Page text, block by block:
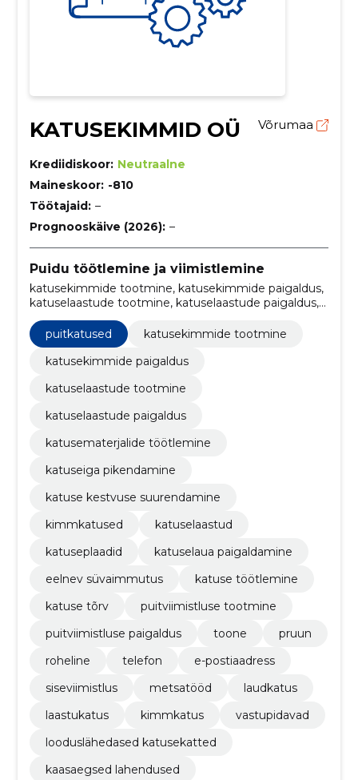
KATUSEKIMMID OÜ Võrumaa
Krediidiskoor: Neutraalne
Maineskoor: -810
Töötajaid: –
Prognooskäive (2026): –
Puidu töötlemine ja viimistlemine
katusekimmide tootmine, katusekimmide paigaldus,
katuselaastude tootmine, katuselaastude paigaldus,
puitkatused, katusematerjalide töötlemine, katuseiga
pikendamine, katuse kestvuse suurendamine,
kimmkatused, katuselaastud
puitkatused
katusekimmide tootmine
katusekimmide paigaldus
katuselaastude tootmine
katuselaastude paigaldus
katusematerjalide töötlemine
katuseiga pikendamine
katuse kestvuse suurendamine
kimmkatused
katuselaastud
katuseplaadid
katuselaua paigaldamine
eelnev süvaimmutus
katuse töötlemine
katuse tõrv
puitviimistluse tootmine
puitviimistluse paigaldus
toone
pruun
roheline
telefon
e-postiaadress
siseviimistlus
metsatööd
laudkatus
laastukatus
kimmkatus
vastupidavad
looduslähedased katusekatted
kaasaegsed lahendused